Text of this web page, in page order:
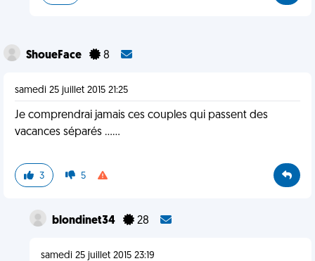
ShoueFace 8
samedi 25 juillet 2015 21:25
Je comprendrai jamais ces couples qui passent des
vacances séparés ......
3 5
blondinet34 28
samedi 25 juillet 2015 23:19